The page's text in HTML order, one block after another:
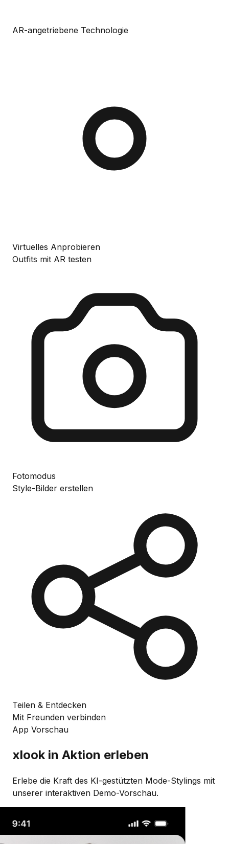
AR-angetriebene Technologie
Virtuelles Anprobieren
Outfits mit AR testen
Fotomodus
Style-Bilder erstellen
Teilen & Entdecken
Mit Freunden verbinden
App Vorschau
xlook in Aktion erleben
Erlebe die Kraft des KI-gestützten Mode-Stylings mit
unserer interaktiven Demo-Vorschau.